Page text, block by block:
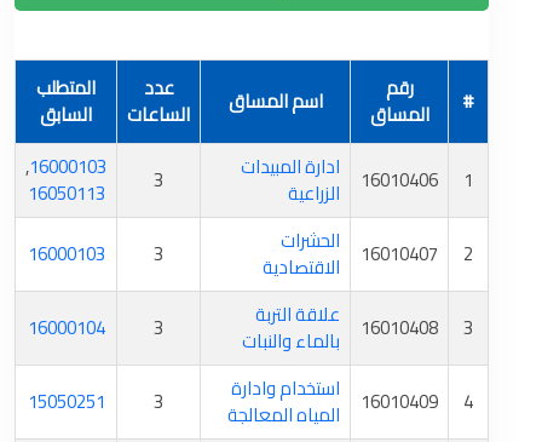
# رقم
المساق اسم المساق عدد
الساعات
المتطلب
السابق
1
16010406 ادارة المبيدات
الزراعية 3
16000103
,
16050113
2
16010407 الحشرات
الاقتصادية 3
16000103
3
16010408 علاقة التربة
بالماء والنبات 3
16000104
4
16010409 استخدام وادارة
المياه المعالجة 3
15050251